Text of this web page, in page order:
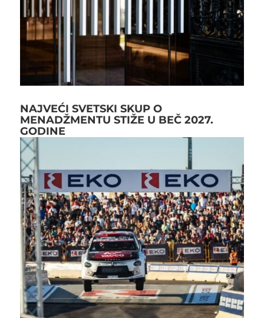
NAJVEĆI SVETSKI SKUP O
MENADŽMENTU STIŽE U BEČ 2027.
GODINE